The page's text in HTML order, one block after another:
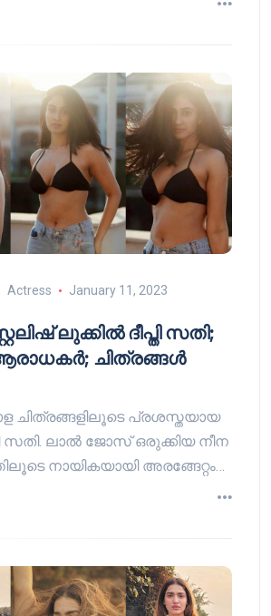
Actress January 11, 2023
ലുക്കിൽ ദീപ്തി സതി;
ചിത്രങ്ങൾ
ചിത്രങ്ങളിലൂടെ പ്രശസ്തയായ
സതി. ലാൽ ജോസ് ഒരുക്കിയ നീന
നായികയായി അരങ്ങേറ്റം…